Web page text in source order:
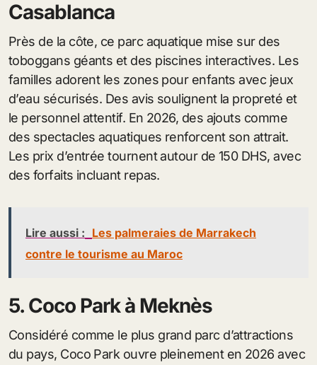
Casablanca
Près de la côte, ce parc aquatique mise sur des
toboggans géants et des piscines interactives. Les
familles adorent les zones pour enfants avec jeux
d’eau sécurisés. Des avis soulignent la propreté et
le personnel attentif. En 2026, des ajouts comme
des spectacles aquatiques renforcent son attrait.
Les prix d’entrée tournent autour de 150 DHS, avec
des forfaits incluant repas.
Lire aussi : Les palmeraies de Marrakech
contre le tourisme au Maroc
5. Coco Park à Meknès
Considéré comme le plus grand parc d’attractions
du pays, Coco Park ouvre pleinement en 2026 avec